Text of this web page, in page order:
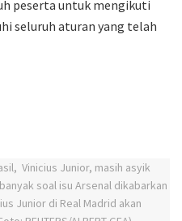
peserta untuk mengikuti
seluruh aturan yang telah